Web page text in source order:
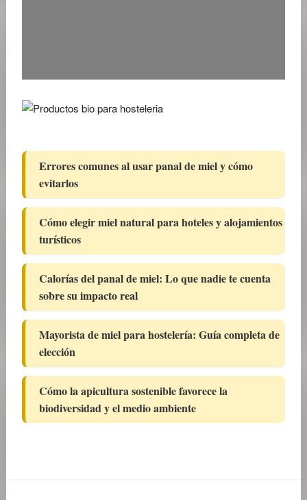
Errores comunes al usar panal de miel y cómo
evitarlos
Cómo elegir miel natural para hoteles y alojamientos
turísticos
Calorías del panal de miel: Lo que nadie te cuenta
sobre su impacto real
Mayorista de miel para hostelería: Guía completa de
elección
Cómo la apicultura sostenible favorece la
biodiversidad y el medio ambiente